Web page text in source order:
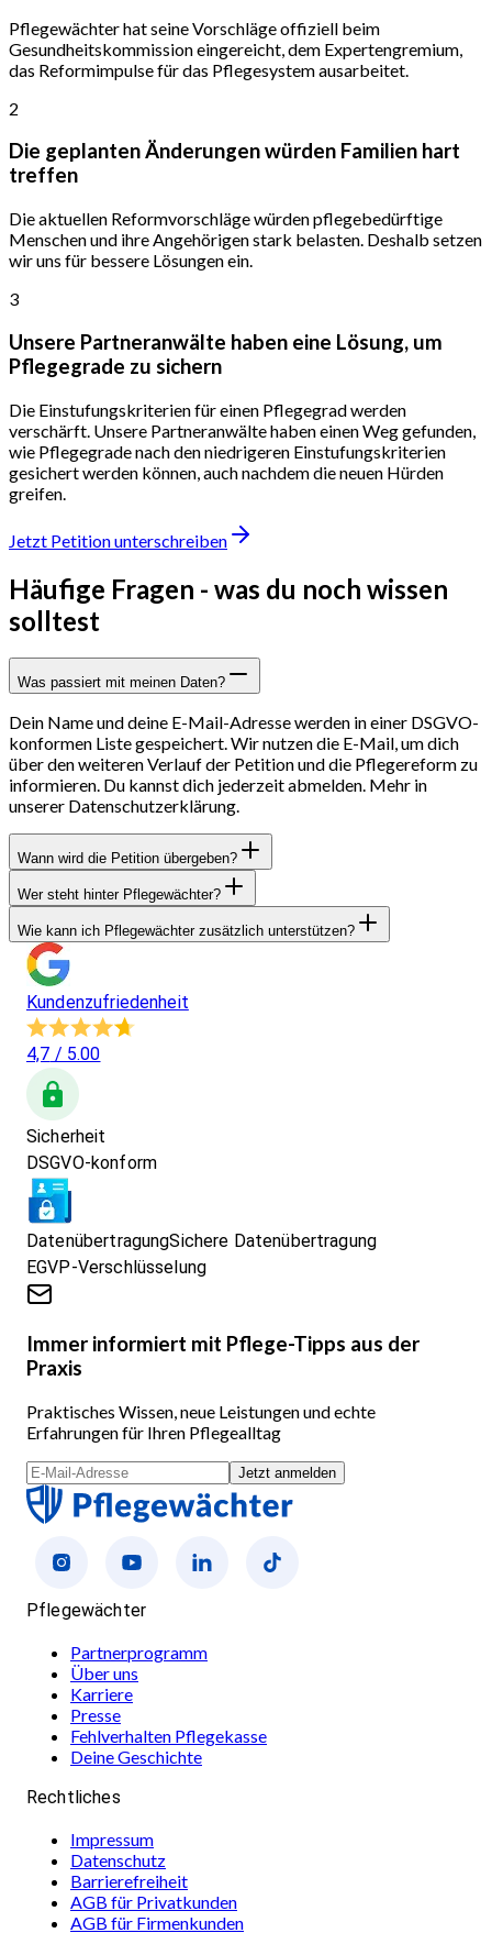
Pflegewächter hat seine Vorschläge offiziell beim
Gesundheitskommission eingereicht, dem Expertengremium,
das Reformimpulse für das Pflegesystem ausarbeitet.
2
Die geplanten Änderungen würden Familien hart
treffen
Die aktuellen Reformvorschläge würden pflegebedürftige
Menschen und ihre Angehörigen stark belasten. Deshalb setzen
wir uns für bessere Lösungen ein.
3
Unsere Partneranwälte haben eine Lösung, um
Pflegegrade zu sichern
Die Einstufungskriterien für einen Pflegegrad werden
verschärft. Unsere Partneranwälte haben einen Weg gefunden,
wie Pflegegrade nach den niedrigeren Einstufungskriterien
gesichert werden können, auch nachdem die neuen Hürden
greifen.
Jetzt Petition unterschreiben
Häufige Fragen - was du noch wissen
solltest
Was passiert mit meinen Daten?
Dein Name und deine E-Mail-Adresse werden in einer DSGVO-
konformen Liste gespeichert. Wir nutzen die E-Mail, um dich
über den weiteren Verlauf der Petition und die Pflegereform zu
informieren. Du kannst dich jederzeit abmelden. Mehr in
unserer Datenschutzerklärung.
Wann wird die Petition übergeben?
Wer steht hinter Pflegewächter?
Wie kann ich Pflegewächter zusätzlich unterstützen?
Kundenzufriedenheit
4,7 / 5.00
Sicherheit
DSGVO-konform
DatenübertragungSichere Datenübertragung
EGVP-Verschlüsselung
Immer informiert mit Pflege-Tipps aus der
Praxis
Praktisches Wissen, neue Leistungen und echte
Erfahrungen für Ihren Pflegealltag
Jetzt anmelden
Pflegewächter
Partnerprogramm
Über uns
Karriere
Presse
Fehlverhalten Pflegekasse
Deine Geschichte
Rechtliches
Impressum
Datenschutz
Barrierefreiheit
AGB für Privatkunden
AGB für Firmenkunden